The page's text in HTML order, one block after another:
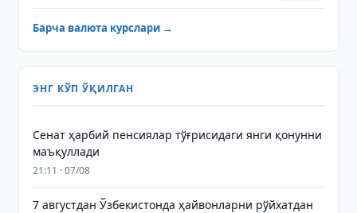
Барча валюта курслари →
ЭНГ КЎП ЎҚИЛГАН
Сенат ҳарбий пенсиялар тўғрисидаги янги қонунни
маъқуллади
21:11 · 07/08
7 августдан Ўзбекистонда ҳайвонларни рўйхатдан